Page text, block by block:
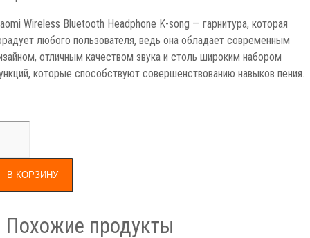
Wireless Bluetooth Headphone K-song — гарнитура, которая
любого пользователя, ведь она обладает современным
отличным качеством звука и столь широким набором
которые способствуют совершенствованию навыков пения.
В КОРЗИНУ
Похожие продукты